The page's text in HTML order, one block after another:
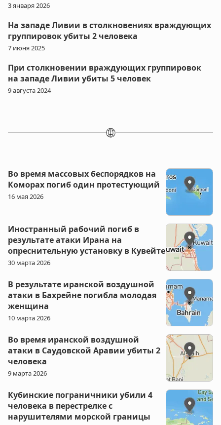
3 января 2026
На западе Ливии в столкновениях враждующих
группировок убиты 2 человека
7 июня 2025
При столкновении враждующих группировок
на западе Ливии убиты 5 человек
9 августа 2024
🌐
Во время массовых беспорядков на
Коморах погиб один протестующий
16 мая 2026
Иностранный рабочий погиб в
результате атаки Ирана на
опреснительную установку в Кувейте
30 марта 2026
В результате иранской воздушной
атаки в Бахрейне погибла молодая
женщина
10 марта 2026
Во время иранской воздушной
атаки в Саудовской Аравии убиты 2
человека
9 марта 2026
Кубинские пограничники убили 4
человека в перестрелке с
нарушителями морской границы